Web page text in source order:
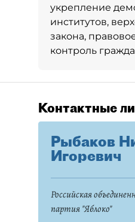
укрепление
институтов,
закона,
контроль
Контактные
Рыбаков
Игоревич
Российская
партия "Яблоко"